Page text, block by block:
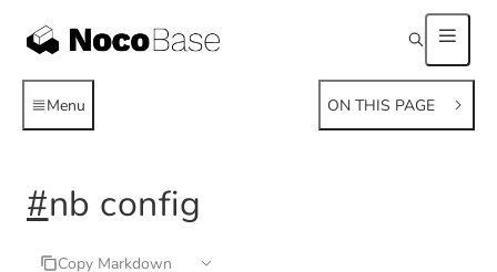
Menu ON THIS PAGE
#nb config
Copy Markdown